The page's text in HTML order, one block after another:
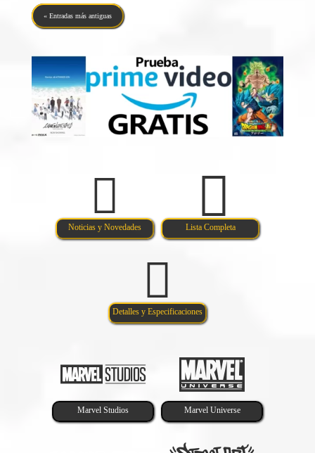
« Entradas más antiguas
Noticias y Novedades Lista Completa
Detalles y Especificaciones
Marvel Studios Marvel Universe